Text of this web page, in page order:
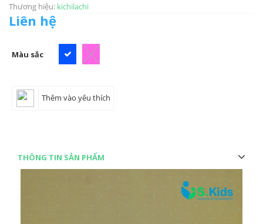
Thương hiệu: kichilachi
Liên hệ
Màu sắc
Thêm vào yêu thích
THÔNG TIN SẢN PHẨM